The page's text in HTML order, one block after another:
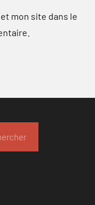
mon site dans le